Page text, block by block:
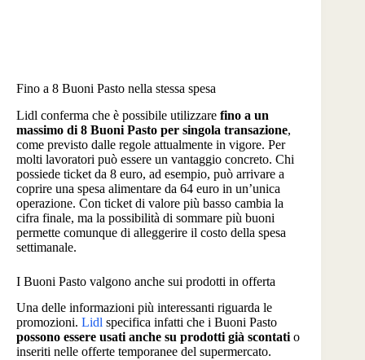
Fino a 8 Buoni Pasto nella stessa spesa
Lidl conferma che è possibile utilizzare fino a un
massimo di 8 Buoni Pasto per singola transazione,
come previsto dalle regole attualmente in vigore. Per
molti lavoratori può essere un vantaggio concreto. Chi
possiede ticket da 8 euro, ad esempio, può arrivare a
coprire una spesa alimentare da 64 euro in un’unica
operazione. Con ticket di valore più basso cambia la
cifra finale, ma la possibilità di sommare più buoni
permette comunque di alleggerire il costo della spesa
settimanale.
I Buoni Pasto valgono anche sui prodotti in offerta
Una delle informazioni più interessanti riguarda le
promozioni. Lidl specifica infatti che i Buoni Pasto
possono essere usati anche su prodotti già scontatio
inseriti nelle offerte temporanee del supermercato.